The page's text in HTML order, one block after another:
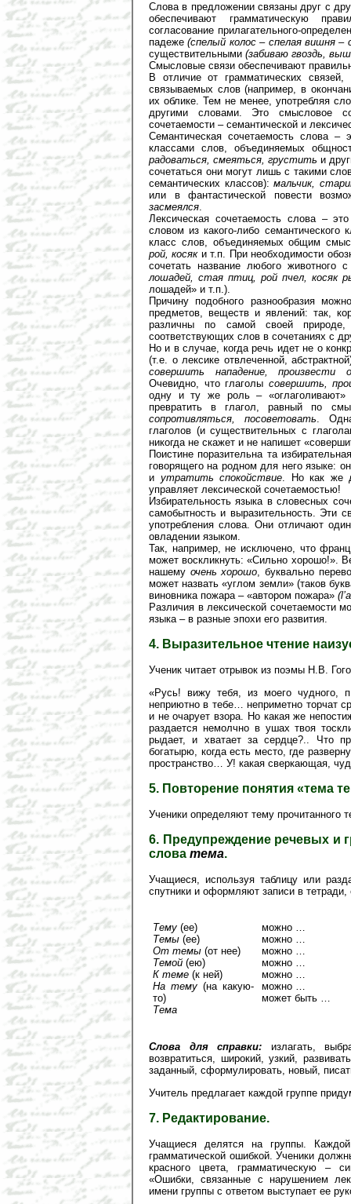
Слова в предложении связаны друг с
обеспечивают грамматическую
согласование прилагательного-
падеже(спелый колос – спелая вишня –
существительными (забиваю гвоздь,
Смысловые связи обеспечивают
В отличие от грамматических
связываемых слов (например, в
их облике. Тем не менее, употребляя
другими словами. Это смысловое
сочетаемости – семантической и
Семантическая сочетаемость слова –
классами слов, объединяемых
радоваться, смеяться, грустить и
сочетаться они могут лишь с такими
семантических классов):мальчик,
или в фантастической повести
засмеялся.
Лексическая сочетаемость слова –
словом из какого-либо
класс слов, объединяемых общим
рой, косяки т.п. При необходимости
сочетать название любого
лошадей, стая птиц, рой пчел, косяк
лошадей» и т.п.).
Причину подобного разнообразия
предметов, веществ и явлений: так,
различны по самой своей
соответствующих слов в сочетаниях с
Но и в случае, когда речь идет не о
(т.е. о лексике отвлеченной,
совершить нападение,
Очевидно, что глаголы совершить,
одну и ту же роль – «оглаголивают»
превратить в глагол, равный по
сопротивляться, посоветовать.
глаголов (и существительных с
никогда не скажет и не напишет
Поистине поразительна та
говорящего на родном для него языке:
и утратить спокойствие. Но как же
управляет лексической сочетаемостью!
Избирательность языка в словесных
самобытность и выразительность. Эти
употребления слова. Они отличают
овладении языком.
Так, например, не исключено, что
может воскликнуть: «Сильно хорошо!».
нашему очень хорошо, буквально
может назвать «углом земли» (таков
виновника пожара – «автором пожара»
Различия в лексической сочетаемости
языка – в разные эпохи его развития.
4. Выразительное чтение
Ученик читает отрывок из поэмы Н.В.
«Русь! вижу тебя, из моего чудного,
неприютно в тебе… неприметно торчат
и не очарует взора. Но какая же
раздается немолчно в ушах твоя
рыдает, и хватает за сердце?.. Что
богатырю, когда есть место, где
пространство… У! какая сверкающая,
5. Повторение понятия «тема
Ученики определяют тему прочитанного
6. Предупреждение речевых и
слова тема.
Учащиеся, используя таблицу или
спутники и оформляют записи в
Тему (ее)
Темы (ее)
От темы (от нее)
Темой (ею)
К теме (к ней)
На тему (на какую-
то)
Тема
можно …
можно …
можно …
можно …
можно …
можно …
может быть …
Слова для справки: излагать,
возвратиться, широкий, узкий,
заданный, сформулировать, новый,
Учитель предлагает каждой группе
7. Редактирование.
Учащиеся делятся на группы.
грамматической ошибкой. Ученики
красного цвета, грамматическую –
«Ошибки, связанные с нарушением
имени группы с ответом выступает ее